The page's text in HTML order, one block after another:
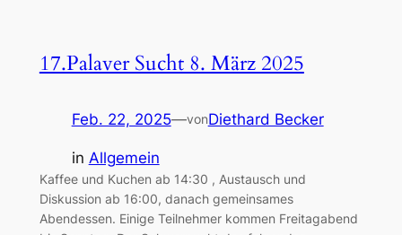
17.Palaver Sucht 8. März 2025
Feb. 22, 2025—vonDiethard Becker
in Allgemein
Kaffee und Kuchen ab 14:30 , Austausch und
Diskussion ab 16:00, danach gemeinsames
Abendessen. Einige Teilnehmer kommen Freitagabend